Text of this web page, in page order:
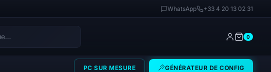
WhatsApp +33 4 20 13 02 31
0
PC SUR MESURE GÉNÉRATEUR DE CONFIG